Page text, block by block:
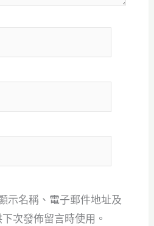
示名稱、電子郵件地址及
次發佈留言時使用。